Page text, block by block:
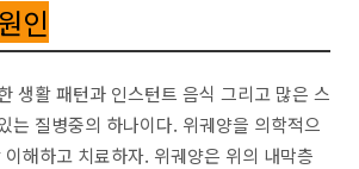
인
생활 패턴과 인스턴트 음식 그리고 많은 스
는 질병중의 하나이다. 위궤양을 의학적으
해하고 치료하자. 위궤양은 위의 내막층